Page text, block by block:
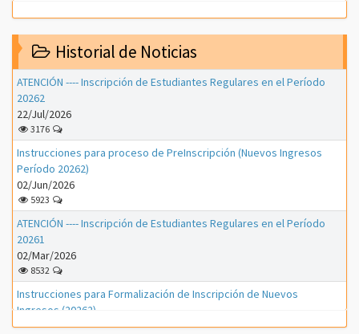
Historial de Noticias
ATENCIÓN ---- Inscripción de Estudiantes Regulares en el Período
20262
22/Jul/2026
3176
Instrucciones para proceso de PreInscripción (Nuevos Ingresos
Período 20262)
02/Jun/2026
5923
ATENCIÓN ---- Inscripción de Estudiantes Regulares en el Período
20261
02/Mar/2026
8532
Instrucciones para Formalización de Inscripción de Nuevos
Ingresos (20262)
01/Mar/2026